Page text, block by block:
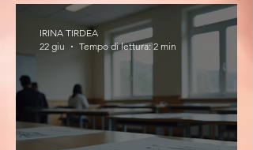
IRINA TIRDEA
22 giu
Tempo di lettura: 2 min